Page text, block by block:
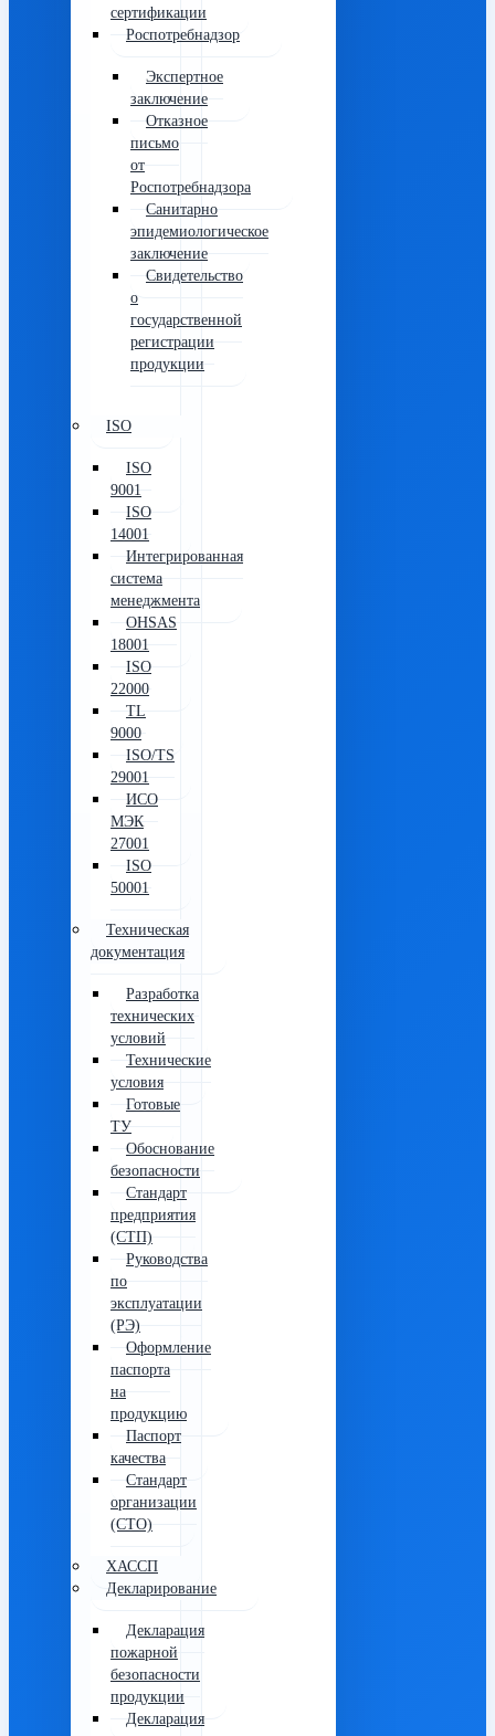
сертификации
Роспотребнадзор
Экспертное
заключение
Отказное
письмо
от
Роспотребнадзора
Санитарно
эпидемиологическое
заключение
Свидетельство
о
государственной
регистрации
продукции
ISO
ISO
9001
ISO
14001
Интегрированная
система
менеджмента
OHSAS
18001
ISO
22000
TL
9000
ISO/TS
29001
ИСО
МЭК
27001
ISO
50001
Техническая
документация
Разработка
технических
условий
Технические
условия
Готовые
ТУ
Обоснование
безопасности
Стандарт
предприятия
(СТП)
Руководства
по
эксплуатации
(РЭ)
Оформление
паспорта
на
продукцию
Паспорт
качества
Стандарт
организации
(СТО)
ХАССП
Декларирование
Декларация
пожарной
безопасности
продукции
Декларация